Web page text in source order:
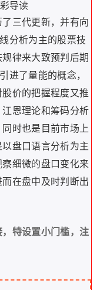
导读
三代更新，并有向
分析为主的股票技
律来大致预判后期
进了量能的概念，
价的把握程度又推
恩理论和筹码分析
时也是目前市场上
盘口语言分析为主
细微的盘口变化来
在盘中及时判断出
特设置小门槛，注